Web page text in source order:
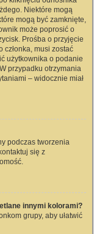
Niektóre mogą
mogą być zamknięte,
może poprosić o
Prośba o przyjęcie
musi zostać
użytkownika o podanie
przypadku otrzymania
– widocznie miał
podczas tworzenia
się z
innymi kolorami?
grupy, aby ułatwić